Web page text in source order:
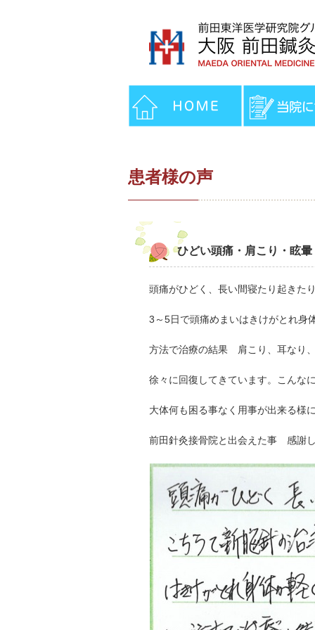
患者様の声
ひどい頭痛・肩こり・眩
頭痛がひどく、長い間寝たり起きた
3～5日で頭痛めまいはきけがとれ
方法で治療の結果 肩こり、耳なり
徐々に回復してきています。こんな
大体何も困る事なく用事が出来る様
前田針灸接骨院と出会えた事 感謝